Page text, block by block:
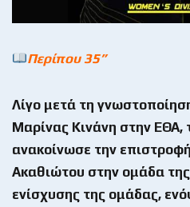
Περίπου 35”
Λίγο μετά τη
Μαρίνας Κινάνη στην ΕΘΑ,
ανακοίνωσε την
Ακαθιώτου στην ομάδα
ενίσχυσης της ομάδας,